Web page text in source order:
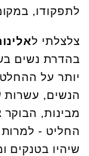
לתפקודו,
צלצלתי ל
בהדרת נשים
יותר על
הנשים, עשרות
מבינות,
החליט -
שיהיו בטנקים